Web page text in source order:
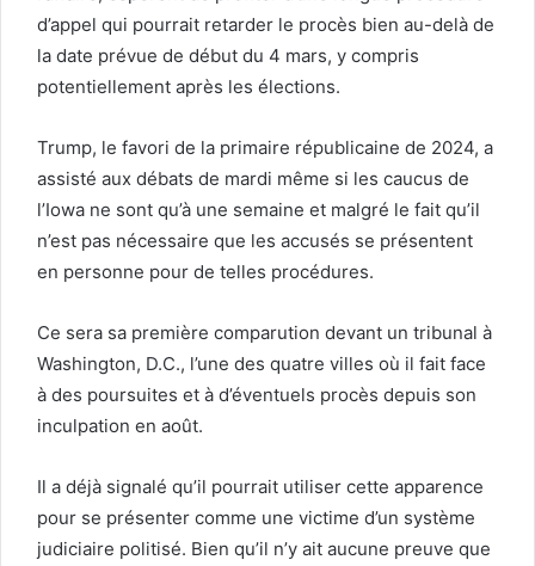
d’appel qui pourrait retarder le procès bien au-delà de
la date prévue de début du 4 mars, y compris
potentiellement après les élections.
Trump, le favori de la primaire républicaine de 2024, a
assisté aux débats de mardi même si les caucus de
l’Iowa ne sont qu’à une semaine et malgré le fait qu’il
n’est pas nécessaire que les accusés se présentent
en personne pour de telles procédures.
Ce sera sa première comparution devant un tribunal à
Washington, D.C., l’une des quatre villes où il fait face
à des poursuites et à d’éventuels procès depuis son
inculpation en août.
Il a déjà signalé qu’il pourrait utiliser cette apparence
pour se présenter comme une victime d’un système
judiciaire politisé. Bien qu’il n’y ait aucune preuve que